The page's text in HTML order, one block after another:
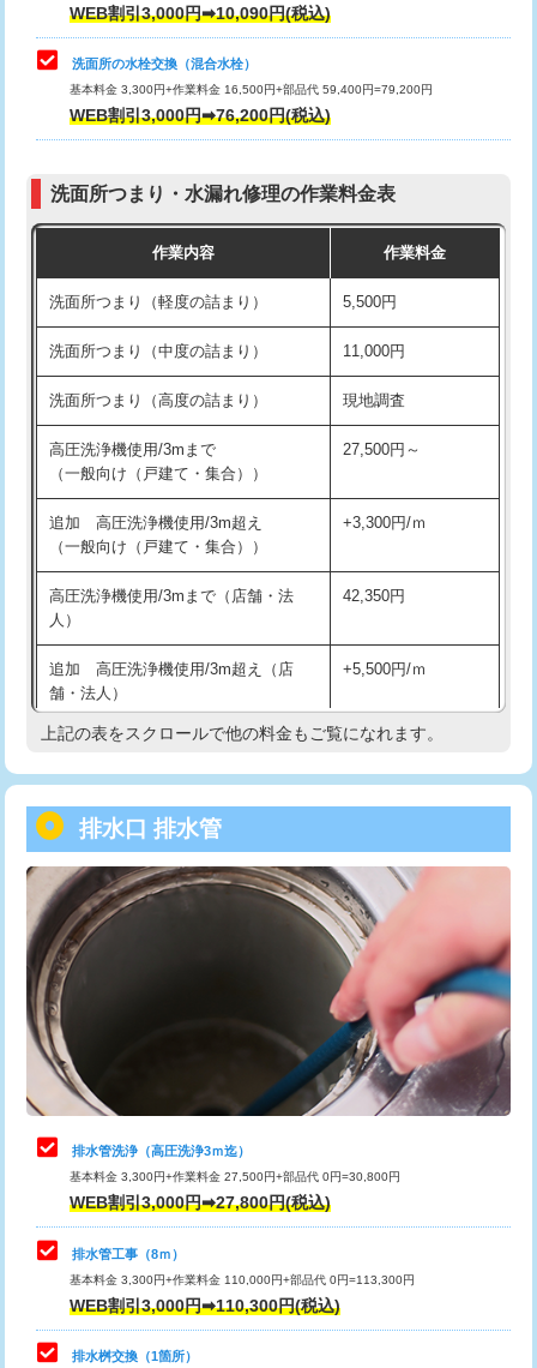
マス交換（土の掘削・埋め戻し作業）
マス交換（深さ50㎝未満）
マス交換（深さ50㎝以上）
モルタル補修（厚さ10㎝まで） 27,500円
モルタル補修（厚さ10㎝超え） 38,500円
洗面台設置 38,500円
バスタブ設置 現場見積
追加人工 16,500円
廃棄・処分
※給水管工事は20mmまでの価格です。
交換・取付(単水栓（壁付・デッキ
式）)
交換・取付(混合水栓（壁付・デッキ
式・ワンホール）)
16,500円+材料費
（P/S/ポップアップ））
交換・取付（その他部品） 11,000円+材料費
持込商品取付（単水栓） 13,200円
持込商品取付（混合水栓） 16,500円
持込商品取付（浄水器・分岐水栓） 16,500円
給水管工事※（ホール加工) 16,500円
給水管工事※（バンド止め)
給水管工事※（支持金具設置) 5,500円
給水管工事※（保温材使用（バンド止
め込み）)
5,500円
給水管工事※（土の掘削・埋め戻し作
業)
11,000円
給水管工事※（塩ビ管（VP・HI）使
用/3ｍまで)
用（追加）/3ｍ超え)
給水管工事※（ライニング鋼管・銅
管・ポリ管・HT管使用/3ｍまで)
44,000円
給水管工事※（ライニング鋼管・銅
管・ポリ管・HT管使用/3ｍ超え)
+8,800円
排水管工事（土の掘削・埋め戻し作
業）
11,000円~
排水管工事（排水管工事/3ｍまで） 55,000円
排水管工事（追加 排水管工事/3ｍ超
え）
マス交換（土の掘削・埋め戻し作業）
マス交換（深さ50㎝未満）
マス交換（深さ50㎝以上）
コンクリート斫り（厚さ10㎝まで）
WEB割引3,000円➡10,090円(税込)
洗面所の水栓交換（混合水栓）
基本料金 3,300円+作業料金 16,500円+部品代 59,400円=79,200円
WEB割引3,000円➡76,200円(税込)
洗面所つまり・水漏れ修理の作業料金表
作業内容 作業料金
洗面所つまり（軽度の詰まり） 5,500円
洗面所つまり（中度の詰まり） 11,000円
洗面所つまり（高度の詰まり） 現地調査
高圧洗浄機使用/3mまで
（一般向け（戸建て・集合））
27,500円～
追加 高圧洗浄機使用/3m超え
（一般向け（戸建て・集合））
+3,300円/ｍ
高圧洗浄機使用/3mまで（店舗・法
人）
42,350円
追加 高圧洗浄機使用/3m超え（店
舗・法人）
+5,500円/ｍ
高度高圧洗浄換 現地調査
トーラー機使用/3mまで
追加トーラー機使用/3m超え +3,300円
カメラ調査 33,000円
桝清掃 8,800円
止水・漏水調査・防水処理・清掃・修
理・調整・分解・加工など（軽作業）
11,000円
止水・漏水調査・防水処理・清掃・修
理・調整・分解・加工など（中作業）
22,000円
止水・漏水調査・防水処理・清掃・修
理・調整・分解・加工など（重作業）
33,000円
その他部品の脱着
交換・取付（タンク）
交換・取付(単水栓（壁付・デッキ
上記の表をスクロールで他の料金もご覧になれます。
排水口 排水管
排水管洗浄（高圧洗浄3ｍ迄）
基本料金 3,300円+作業料金 27,500円+部品代 0円=30,800円
WEB割引3,000円➡27,800円(税込)
排水管工事（8ｍ）
基本料金 3,300円+作業料金 110,000円+部品代 0円=113,300円
WEB割引3,000円➡110,300円(税込)
排水桝交換（1箇所）